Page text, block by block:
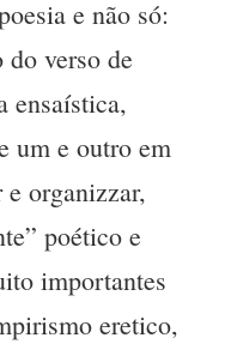
e não só:
do verso de
ensaística,
um e outro em
organizzar,
poético e
importantes
eretico,